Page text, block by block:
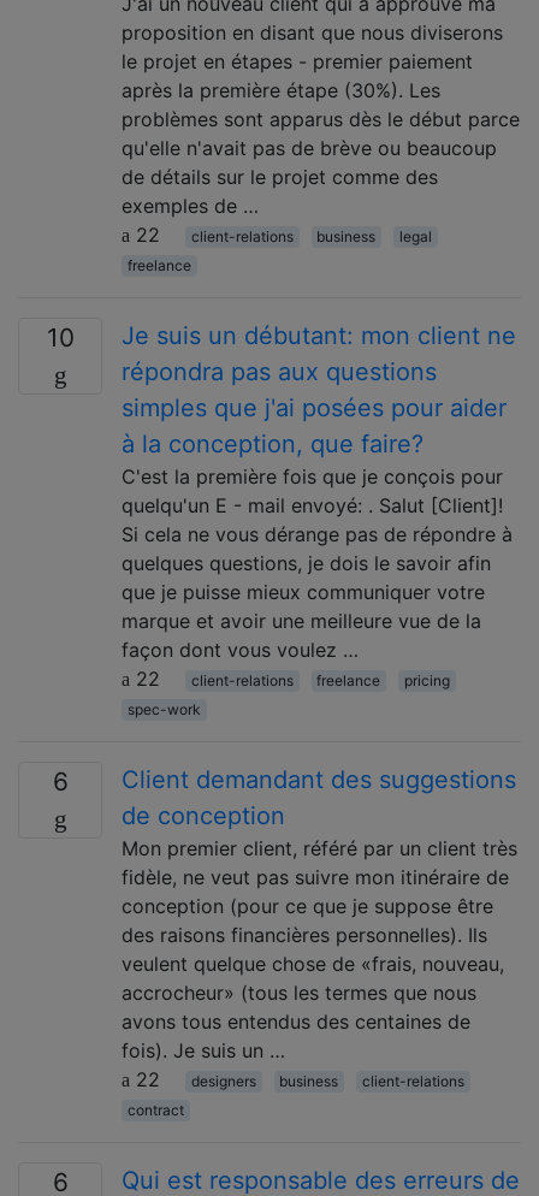
proposition en disant que nous diviserons
le projet en étapes - premier paiement
après la première étape (30%). Les
problèmes sont apparus dès le début parce
qu'elle n'avait pas de brève ou beaucoup
de détails sur le projet comme des
exemples de …
22
client-relations business
legal
freelance
10
Je suis un débutant: mon client ne
répondra pas aux questions
simples que j'ai posées pour aider
à la conception, que faire?
C'est la première fois que je conçois pour
quelqu'un E - mail envoyé: . Salut [Client]!
Si cela ne vous dérange pas de répondre à
quelques questions, je dois le savoir afin
que je puisse mieux communiquer votre
marque et avoir une meilleure vue de la
façon dont vous voulez …
22
client-relations freelance
pricing
spec-work
6
Client demandant des suggestions
de conception
Mon premier client, référé par un client très
fidèle, ne veut pas suivre mon itinéraire de
conception (pour ce que je suppose être
des raisons financières personnelles). Ils
veulent quelque chose de «frais, nouveau,
accrocheur» (tous les termes que nous
avons tous entendus des centaines de
fois). Je suis un …
22
designers business
client-relations
contract
6
Qui est responsable des erreurs de